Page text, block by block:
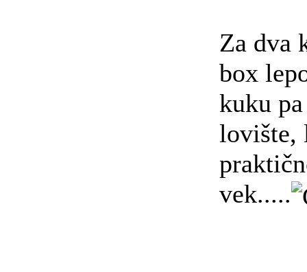
Za dva
box
kuku
lovište,
vek.....